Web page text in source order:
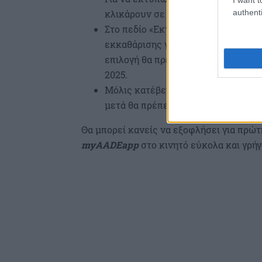
κλικάρουν σε αυτή την επιλογή
Στο πεδίο «Εκτυπώσεις» θα
εκκαθάρισης για το έτος 2025»
επιλογή θα πρέπει να την
2025.
Μόλις κατέβει το αρχείο με το
μετά θα πρέπει πάνω δεξιά να
Θα μπορεί κανείς να εξοφλήσει για
myAADEapp στο κινητό εύκολα και